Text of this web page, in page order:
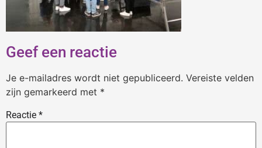
Geef een reactie
Je e-mailadres wordt niet gepubliceerd. Vereiste velden
zijn gemarkeerd met *
Reactie *